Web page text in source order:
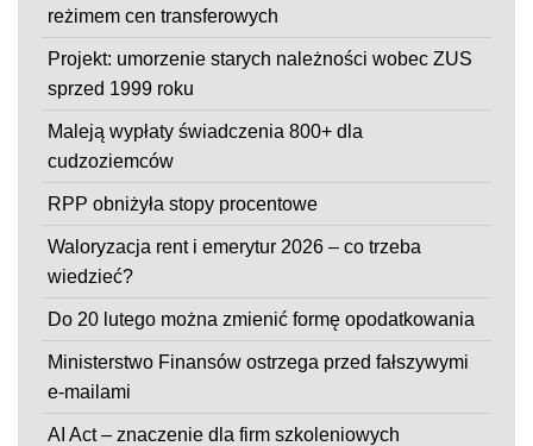
reżimem cen transferowych
Projekt: umorzenie starych należności wobec ZUS
sprzed 1999 roku
Maleją wypłaty świadczenia 800+ dla
cudzoziemców
RPP obniżyła stopy procentowe
Waloryzacja rent i emerytur 2026 – co trzeba
wiedzieć?
Do 20 lutego można zmienić formę opodatkowania
Ministerstwo Finansów ostrzega przed fałszywymi
e-mailami
AI Act – znaczenie dla firm szkoleniowych